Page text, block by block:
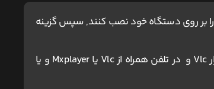
کاربران آیفون و مک ، برای اجرای پخش آنلاین باید نرم افزار VLC Player را بر روی دستگاه خود نصب کنند, سپس گزینه
برای دانلود و اجرای فیلم ها پیشنهاد می شود در کامپیوتر از نرم افزار Vlc و در تلفن همراه از Vlc یا Mxplayer و یا